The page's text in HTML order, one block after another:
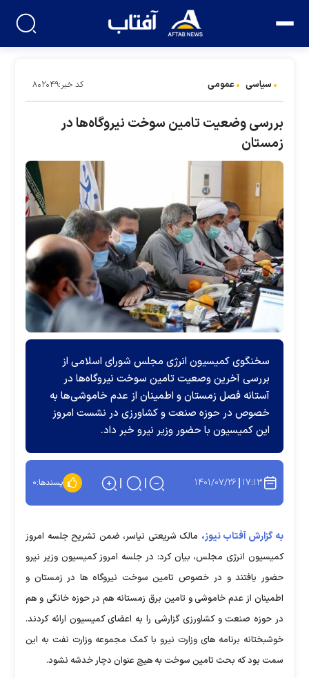
سیاسی عمومی کد خبر:۸۰۲۰۴۹
بررسی وضعیت تامین سوخت نیروگاه‌ها در
زمستان
سخنگوی کمیسیون انرژی مجلس شورای اسلامی از
بررسی آخرین وصعیت تامین سوخت نیروگاه‌ها در
آستانه فصل زمستان و اطمینان از عدم خاموشی‌ها به
خصوص در حوزه صنعت و کشاورزی در نشست امروز
این کمیسیون با حضور وزیر نیرو خبر داد.
۱۷:۱۳ ۱۴۰۱/۰۷/۲۶ پسندها:۰
به گزارش آفتاب نیوز، مالک شریعتی نیاسر، ضمن تشریح جلسه امروز
کمیسیون انرژی مجلس، بیان کرد: در جلسه امروز کمیسیون وزیر نیرو
حضور یافتند و در خصوص تامین سوخت نیروگاه ها در زمستان و
اطمینان از عدم خاموشی و تامین برق زمستانه هم در حوزه خانگی و هم
در حوزه صنعت و کشاورزی گزارشی را به اعضای کمیسیون ارائه کردند.
خوشبختانه برنامه های وزارت نیرو با کمک مجموعه وزارت نفت به این
سمت بود که بحث تامین سوخت به هیچ عنوان دچار خدشه نشود.